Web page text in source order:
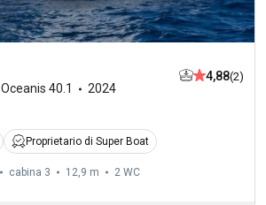
Oceanis 40.1
2024
4,88(2)
Proprietario di Super Boat
cabina 3 12,9 m 2 WC